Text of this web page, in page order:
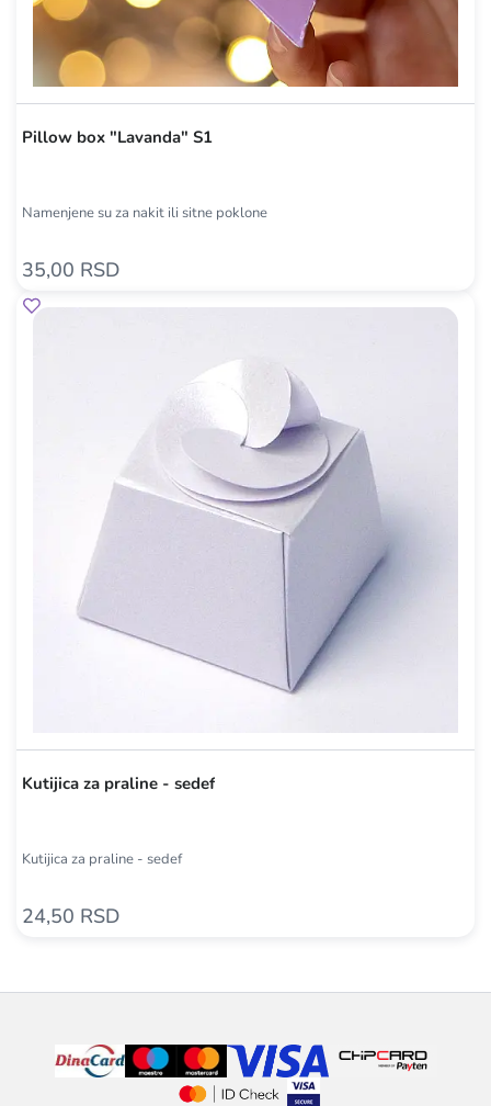
Pillow box "Lavanda" S1
Namenjene su za nakit ili sitne poklone
35,00 RSD
Kutijica za praline - sedef
Kutijica za praline - sedef
24,50 RSD